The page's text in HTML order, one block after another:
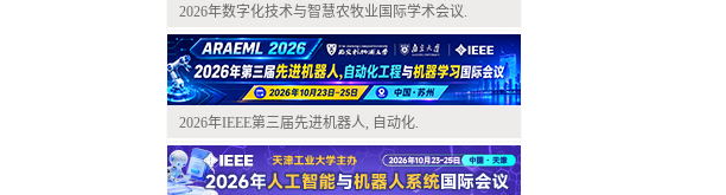
2026年数字化技术与智慧农牧业国际学术会议.
2026年IEEE第三届先进机器人, 自动化.